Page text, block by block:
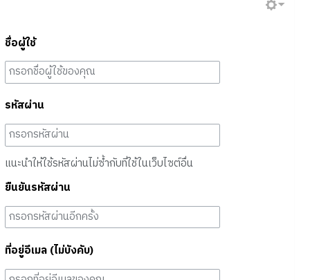
ชื่อผู้ใช้
รหัสผ่าน
แนะนำให้ใช้รหัสผ่านไม่ซ้ำกับที่ใช้ในเว็บไซต์อื่น
ยืนยันรหัสผ่าน
ที่อยู่อีเมล (ไม่บังคับ)